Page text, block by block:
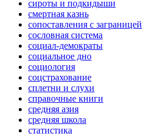
сироты и подкидыши
смертная казнь
сопоставления с заграницей
сословная система
социал-демократы
социальное дно
социология
соцстрахование
сплетни и слухи
справочные книги
средняя азия
средняя школа
статистика